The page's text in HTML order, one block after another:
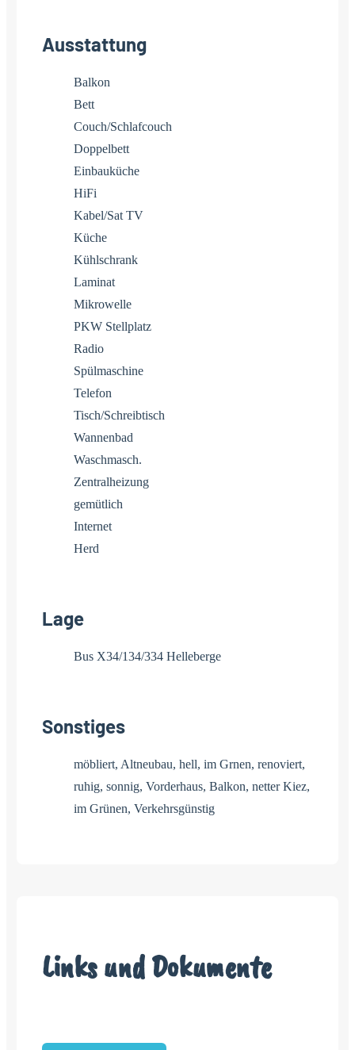
Ausstattung
Balkon
Bett
Couch/Schlafcouch
Doppelbett
Einbauküche
HiFi
Kabel/Sat TV
Küche
Kühlschrank
Laminat
Mikrowelle
PKW Stellplatz
Radio
Spülmaschine
Telefon
Tisch/Schreibtisch
Wannenbad
Waschmasch.
Zentralheizung
gemütlich
Internet
Herd
Lage
Bus X34/134/334 Helleberge
Sonstiges
möbliert, Altneubau, hell, im Grnen, renoviert,
ruhig, sonnig, Vorderhaus, Balkon, netter Kiez,
im Grünen, Verkehrsgünstig
Links und Dokumente